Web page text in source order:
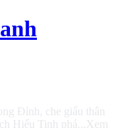
Đỉnh, che giấu thân
Hiểu Tinh phá...Xem